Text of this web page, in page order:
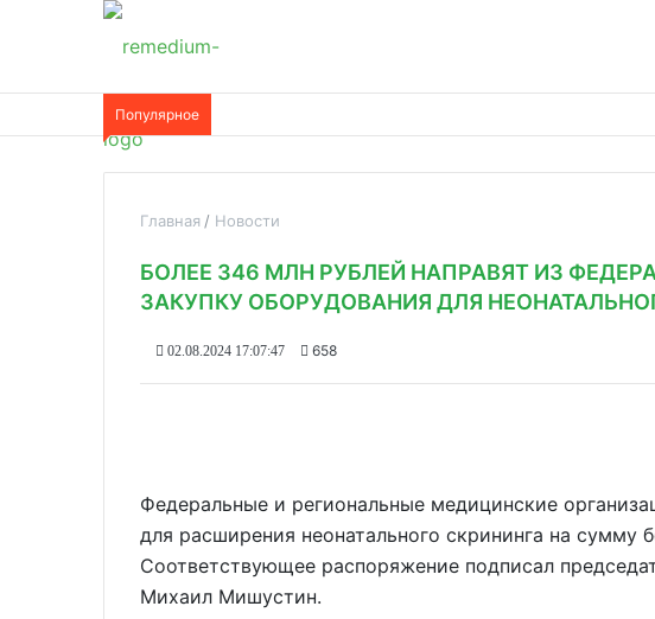
Популярное
Главная Новости
БОЛЕЕ 346 МЛН РУБЛЕЙ НАПРАВЯТ ИЗ
ЗАКУПКУ ОБОРУДОВАНИЯ ДЛЯ
02.08.2024 17:07:47 658
Федеральные и региональные медицинские
для расширения неонатального скрининга на сумму
Соответствующее распоряжение подписал
Михаил Мишустин.